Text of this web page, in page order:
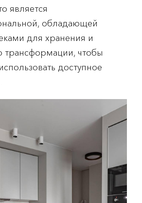
является
обладающей
для хранения и
трансформации, чтобы
доступное